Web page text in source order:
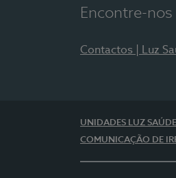
Encontre-nos
Contactos | Luz
UNIDADES LUZ SAÚDE
COMUNICAÇÃO DE